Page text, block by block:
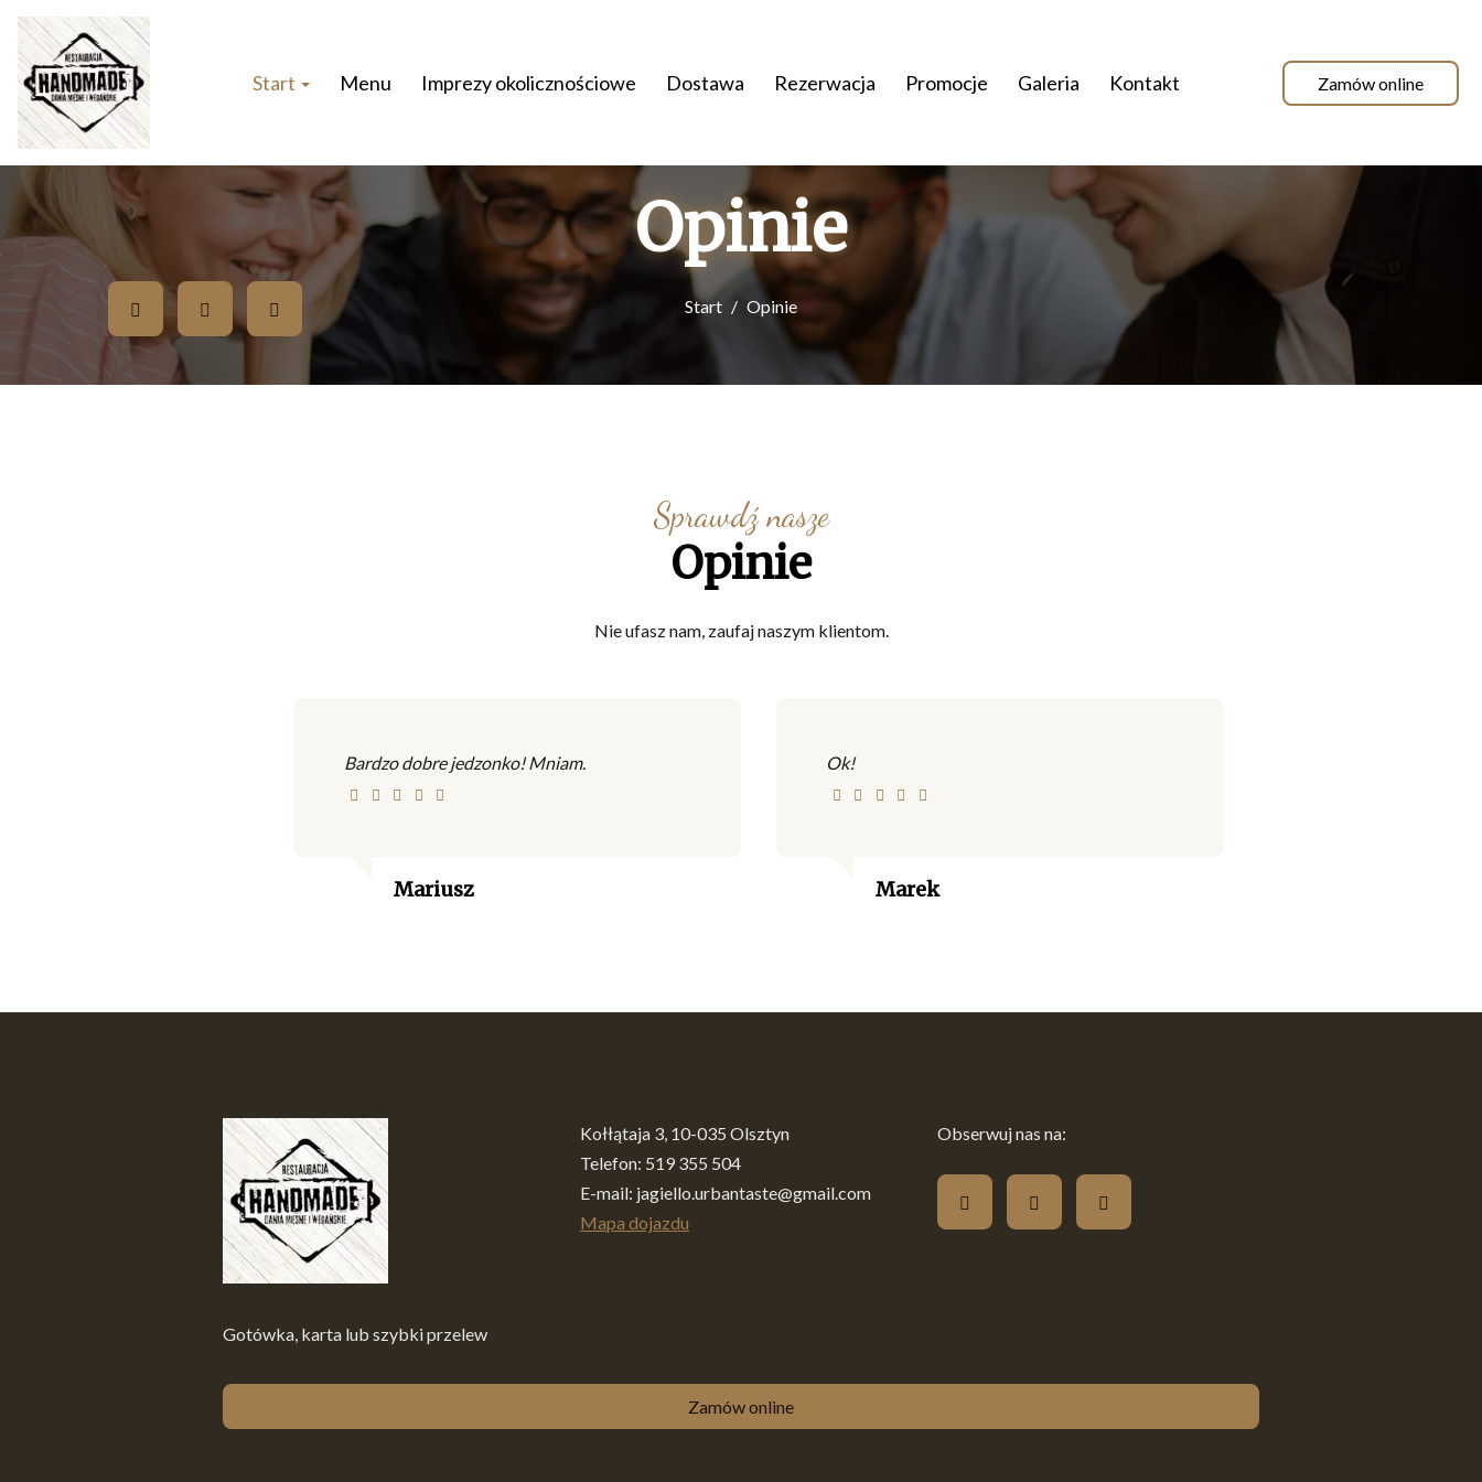
Start Menu Imprezy okolicznościowe Dostawa Rezerwacja Promocje Galeria Kontakt Zamów online
Opinie
Start Opinie
Sprawdź nasze
Opinie
Nie ufasz nam, zaufaj naszym klientom.
Bardzo dobre jedzonko! Mniam.
Mariusz
Ok!
Marek
Kołłątaja 3, 10-035 Olsztyn
Telefon: 519 355 504
E-mail: jagiello.urbantaste@gmail.com
Mapa dojazdu
Obserwuj nas na:
Gotówka, karta lub szybki przelew
Zamów online